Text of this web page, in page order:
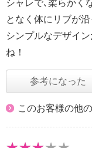
シャレで､柔らかく
となく体にリブが
シンプルなデザイ
ね！
参考になった
このお客様の他